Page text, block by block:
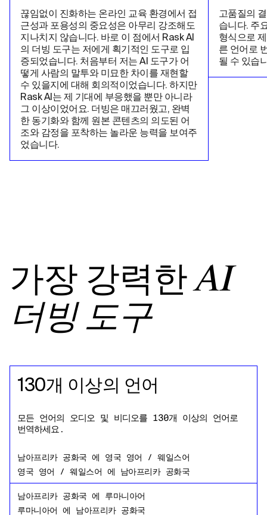
끊임없이 진화하는 온라인 교육 환경에서 접
근성과 포용성의 중요성은 아무리 강조해도
지나치지 않습니다. 바로 이 점에서 Rask AI
의 더빙 도구는 저에게 획기적인 도구로 입
증되었습니다. 처음부터 저는 AI 도구가 어
떻게 사람의 말투와 미묘한 차이를 재현할
수 있을지에 대해 회의적이었습니다. 하지만
Rask AI는 제 기대에 부응했을 뿐만 아니라
그 이상이었어요. 더빙은 매끄러웠고, 완벽
한 동기화와 함께 원본 콘텐츠의 의도된 어
조와 감정을 포착하는 놀라운 능력을 보여주
었습니다.
고품질의
습니다. 주
형식으로
른 언어로
될 수 있습
가장 강력한 AI
더빙 도구
130개 이상의 언어
모든 언어의 오디오 및 비디오를 130개 이상의 언어로
번역하세요.
남아프리카 공화국 에 영국 영어 / 웨일스어
영국 영어 / 웨일스어 에 남아프리카 공화국
남아프리카 공화국 에 루마니아어
루마니아어 에 남아프리카 공화국